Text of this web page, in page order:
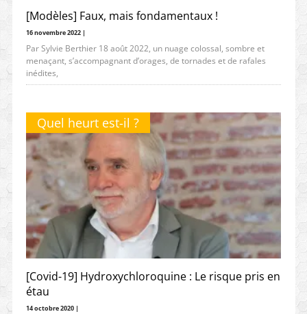
[Modèles] Faux, mais fondamentaux !
16 novembre 2022 |
Par Sylvie Berthier 18 août 2022, un nuage colossal, sombre et
menaçant, s’accompagnant d’orages, de tornades et de rafales
inédites,
Quel heurt est-il ?
[Covid-19] Hydroxychloroquine : Le risque pris en
étau
14 octobre 2020 |